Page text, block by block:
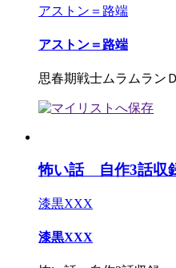
アストン＝路端
アストン＝路端
思春期戦士ムラムラン
怖い話 自作3話収
漆黒XXX
漆黒XXX